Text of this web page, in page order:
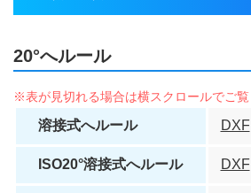
20°へルール
溶接式へルール DXF
ISO20°溶接式へルール DXF